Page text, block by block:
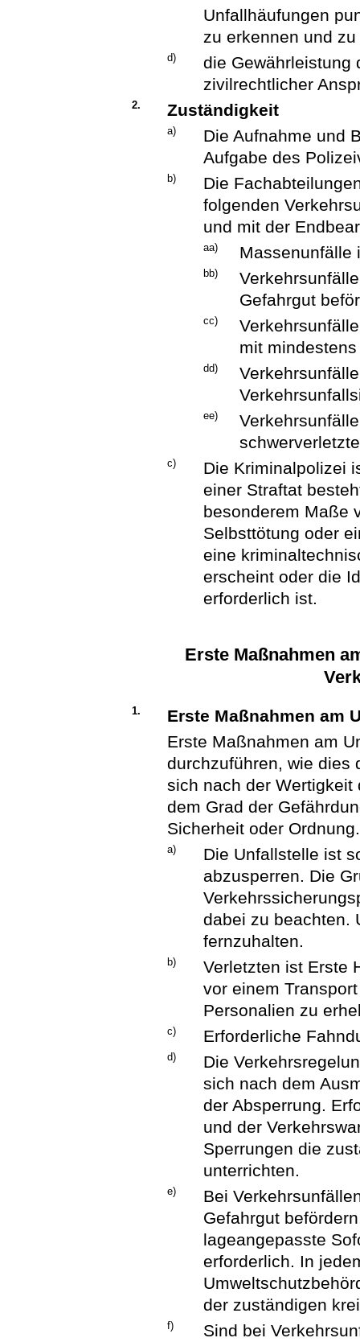
Unfallhäufungen
zu erkennen und
d)
die Gewährleistung
zivilrechtlicher
2. Zuständigkeit
a)
Die Aufnahme und
Aufgabe des
b)
Die
folgenden
und mit der
aa) Massenunfälle
bb)
Gefahrgut
cc)
mit
dd)
ee)
c)
Die Kriminalpolizei
einer Straftat
besonderem Maße
Selbsttötung oder
eine
erscheint oder die
erforderlich ist.
Erste Maßnahmen
1.
Erste Maßnahmen am
Erste Maßnahmen am
durchzuführen, wie dies
sich nach der
dem Grad der
Sicherheit oder Ordnung.
a)
Die Unfallstelle ist
abzusperren. Die
dabei zu beachten.
fernzuhalten.
b)
Verletzten ist Erste
vor einem
Personalien zu
c) Erforderliche
d)
Die
sich nach dem
der Absperrung.
und der
Sperrungen die
unterrichten.
e)
Bei
Gefahrgut
lageangepasste
erforderlich. In
der zuständigen
f)
Sind bei